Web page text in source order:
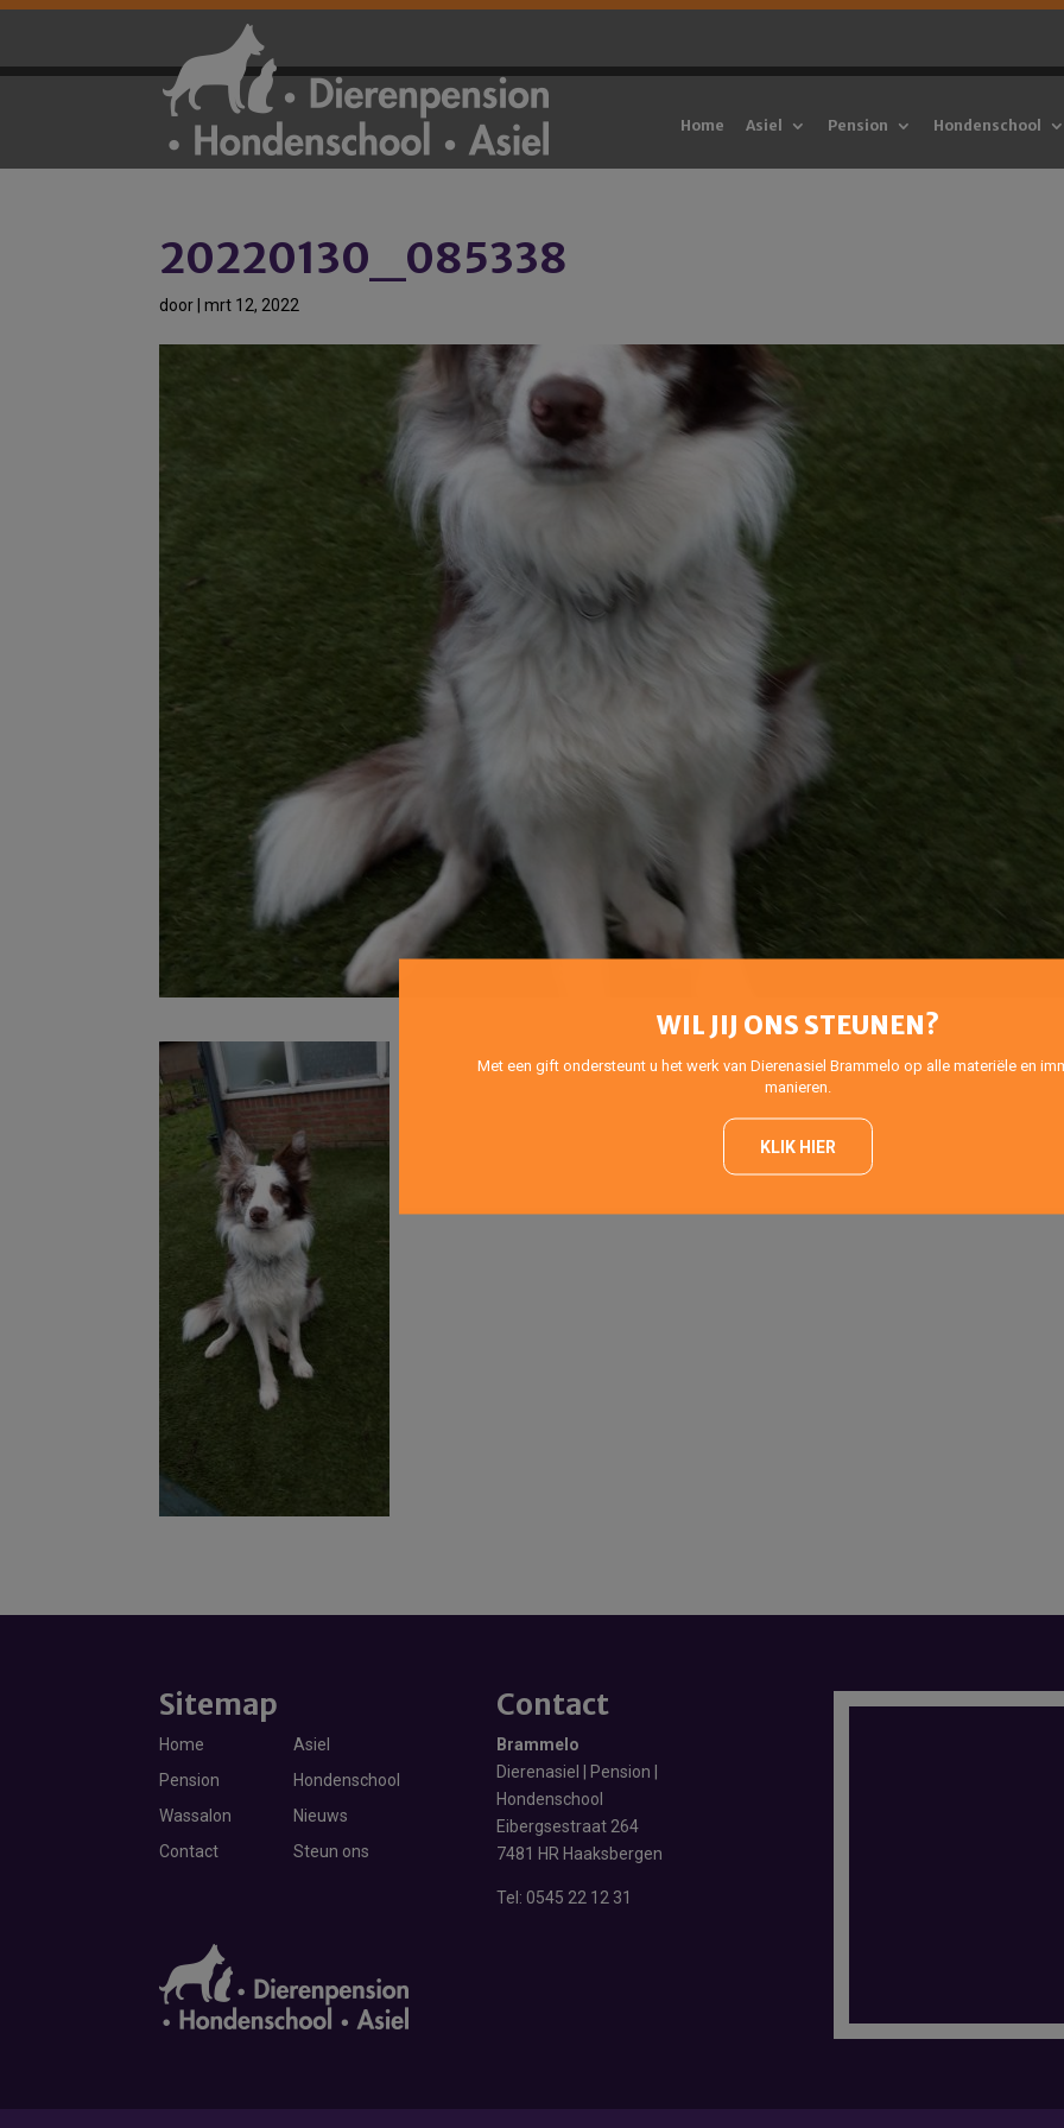
Home Asiel Pension Hondenschool
20220130_085338
door |mrt 12, 2022
WIL JIJ ONS STEUNEN?
Met een gift ondersteunt u het werk van Dierenasiel Brammelo op alle materiële en
manieren.
KLIK HIER
Sitemap
Home
Asiel
Pension
Hondenschool
Wassalon
Nieuws
Contact
Steun ons
Contact
Brammelo
Dierenasiel | Pension |
Hondenschool
Eibergsestraat 264
7481 HR Haaksbergen
Tel: 0545 22 12 31